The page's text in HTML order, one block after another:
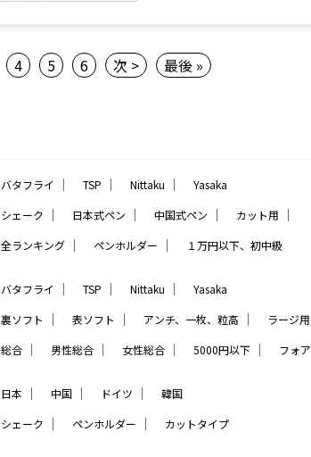
4 5 6 次 > 最後 »
バタフライ ｜ TSP ｜ Nittaku ｜ Yasaka
シェーク ｜ 日本式ペン ｜ 中国式ペン ｜ カット用 ｜
全ランキング ｜ ペンホルダー ｜ １万円以下、初中級
バタフライ ｜ TSP ｜ Nittaku ｜ Yasaka
裏ソフト ｜ 表ソフト ｜ アンチ、一枚、粒高 ｜ ラージ用
総合 ｜ 男性総合 ｜ 女性総合 ｜ 5000円以下 ｜ フォア
日本 ｜ 中国 ｜ ドイツ ｜ 韓国
シェーク ｜ ペンホルダー ｜ カットタイプ